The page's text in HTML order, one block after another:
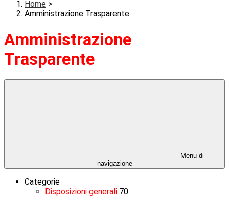
Home >
Amministrazione Trasparente
Amministrazione
Trasparente
Menu di
navigazione
Categorie
Disposizioni generali 70